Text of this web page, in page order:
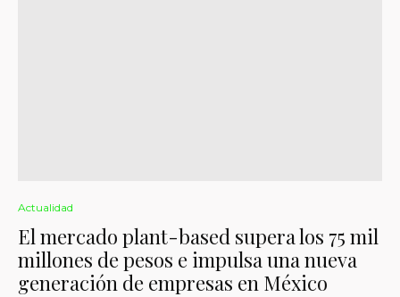
Actualidad
El mercado plant-based supera los 75 mil
millones de pesos e impulsa una nueva
generación de empresas en México